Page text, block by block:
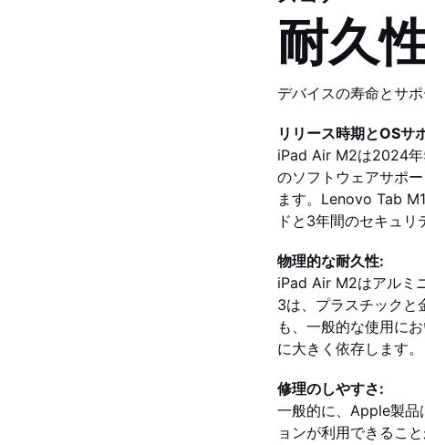
耐久
デバイスの寿命とサ
リリース時期とOSサ
iPad Air M2は2024年
のソフトウェアサポ
ます。Lenovo Tab
ドと3年間のセキュリ
物理的な耐久性:
iPad Air M2はアルミ
3は、プラスチックと
も、一般的な使用に
に大きく依存します。
修理のしやすさ:
一般的に、Apple製品
ョンが利用できるこ